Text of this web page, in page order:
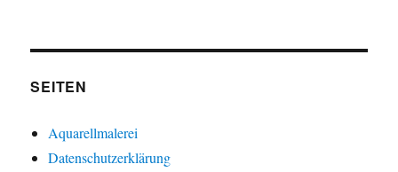
SEITEN
Aquarellmalerei
Datenschutzerklärung